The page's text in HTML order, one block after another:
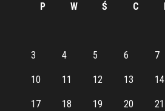
P
W Ś C
3 4 5 6 7
10 11 12 13 14
17 18 19 20 21